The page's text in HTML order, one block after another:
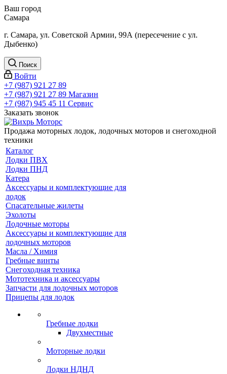
Ваш город
Самара
г. Самара, ул. Советской Армии, 99А (пересечение с ул.
Дыбенко)
Поиск
Войти
+7 (987) 921 27 89
+7 (987) 921 27 89 Магазин
+7 (987) 945 45 11 Сервис
Заказать звонок
Продажа моторных лодок, лодочных моторов и снегоходной
техники
Каталог
Лодки ПВХ
Лодки ПНД
Катера
Аксессуары и комплектующие для
лодок
Спасательные жилеты
Эхолоты
Лодочные моторы
Аксессуары и комплектующие для
лодочных моторов
Масла / Химия
Гребные винты
Снегоходная техника
Мототехника и аксессуары
Запчасти для лодочных моторов
Прицепы для лодок
Гребные лодки
Двухместные
Моторные лодки
Лодки НДНД